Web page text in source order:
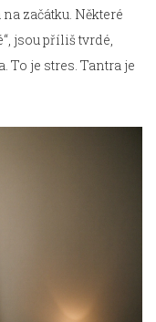
začátku. Některé
jsou příliš tvrdé,
To je stres. Tantra je